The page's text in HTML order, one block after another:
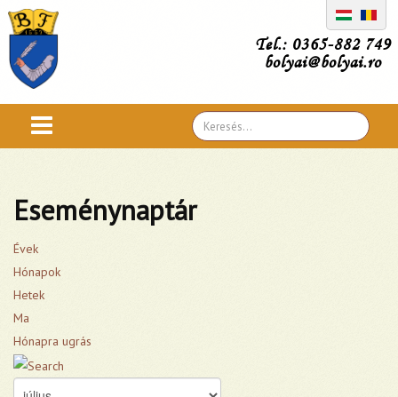
Tel.: 0365-882 749
bolyai@bolyai.ro
Search
...
Eseménynaptár
Évek
Hónapok
Hetek
Ma
Hónapra ugrás